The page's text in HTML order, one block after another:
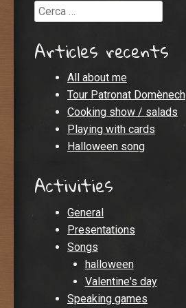
Cerca
Articles recents
All about me
Tour Patronat Domènech
Cooking show / salads
Playing with cards
Halloween song
Activities
General
Presentations
Songs
halloween
Valentine's day
Speaking games